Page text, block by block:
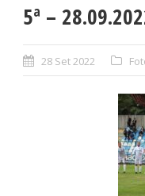
5ª –
28 Set 2022